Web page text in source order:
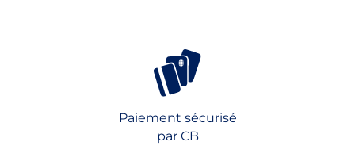
Paiement sécurisé
par CB